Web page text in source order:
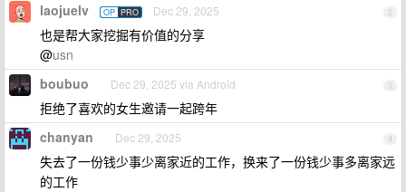
2
laojuelv OP PRO Dec 29, 2025
也是帮大家挖掘有价值的分享
@usn
3
boubuo Dec 29, 2025 via Android
拒绝了喜欢的女生邀请一起跨年
4
chanyan Dec 29, 2025
失去了一份钱少事少离家近的工作，换来了一份钱少事多离家远
的工作